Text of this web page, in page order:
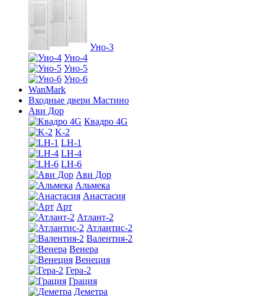
Уно-3
Уно-4
Уно-5
Уно-6
WanMark
Входные двери Мастино
Ави Дор
Квадро 4G
K-2
LH-1
LH-4
LH-6
Ави Дор
Альмека
Анастасия
Арт
Атлант-2
Атлантис-2
Валентия-2
Венера
Венеция
Гера-2
Грация
Деметра